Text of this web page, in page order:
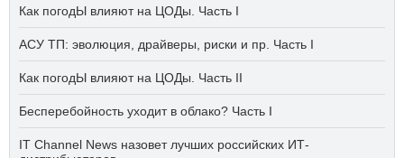
Как погодЫ влияют на ЦОДы. Часть I
АСУ ТП: эволюция, драйверы, риски и пр. Часть I
Как погодЫ влияют на ЦОДы. Часть II
Бесперебойность уходит в облако? Часть I
IT Channel News назовет лучших российских ИТ-